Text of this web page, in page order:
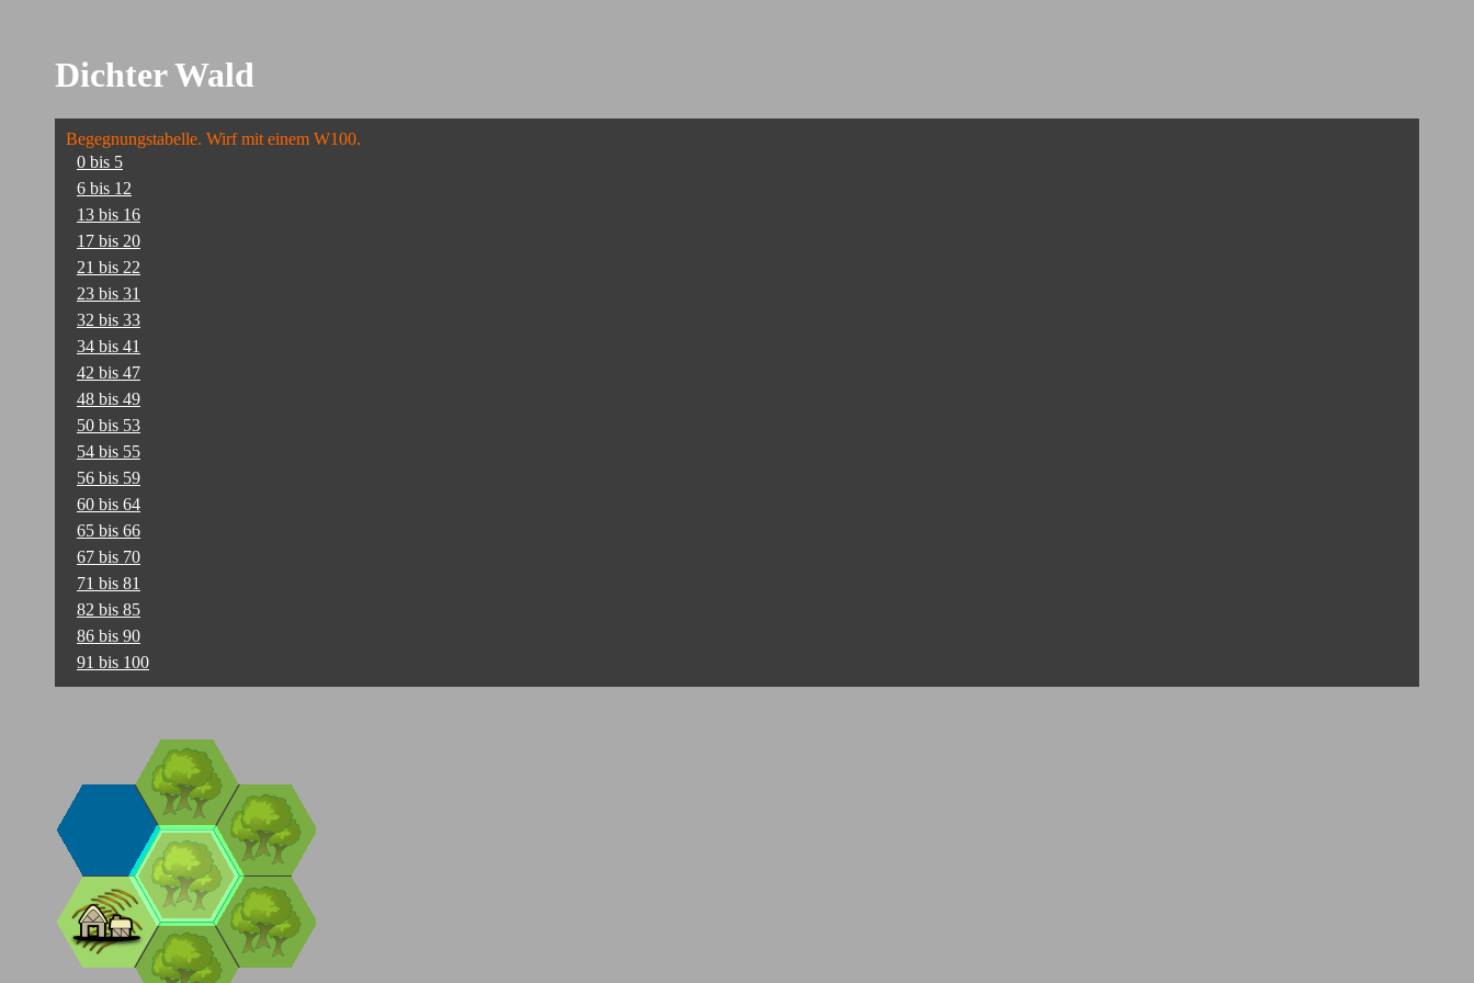
Dichter Wald
Begegnungstabelle. Wirf mit einem W100.
0 bis 5
6 bis 12
13 bis 16
17 bis 20
21 bis 22
23 bis 31
32 bis 33
34 bis 41
42 bis 47
48 bis 49
50 bis 53
54 bis 55
56 bis 59
60 bis 64
65 bis 66
67 bis 70
71 bis 81
82 bis 85
86 bis 90
91 bis 100